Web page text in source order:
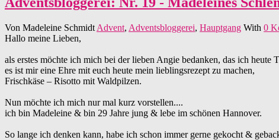
Von Madeleine Schmidt Advent, Adventsbloggerei, Hauptgang With 0
Hallo meine Lieben,
als erstes möchte ich mich bei der lieben Angie bedanken, das ich heute
es ist mir eine Ehre mit euch heute mein lieblingsrezept zu machen,
Frischkäse – Risotto mit Waldpilzen.
Nun möchte ich mich nur mal kurz vorstellen....
ich bin Madeleine & bin 29 Jahre jung & lebe im schönen Hannover.
So lange ich denken kann, habe ich schon immer gerne gekocht &